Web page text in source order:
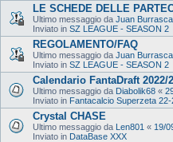
LE SCHEDE DELLE
Ultimo messaggio da Juan Burrasca
Inviato in SZ LEAGUE - SEASON 2
REGOLAMENTO/FAQ
Ultimo messaggio da Juan Burrasca
Inviato in SZ LEAGUE - SEASON 2
Calendario FantaDraft 2022/
Ultimo messaggio da Diabolik68 «
Inviato in Fantacalcio Superzeta
Crystal CHASE
Ultimo messaggio da Len801 « 19/
Inviato in DataBase XXX